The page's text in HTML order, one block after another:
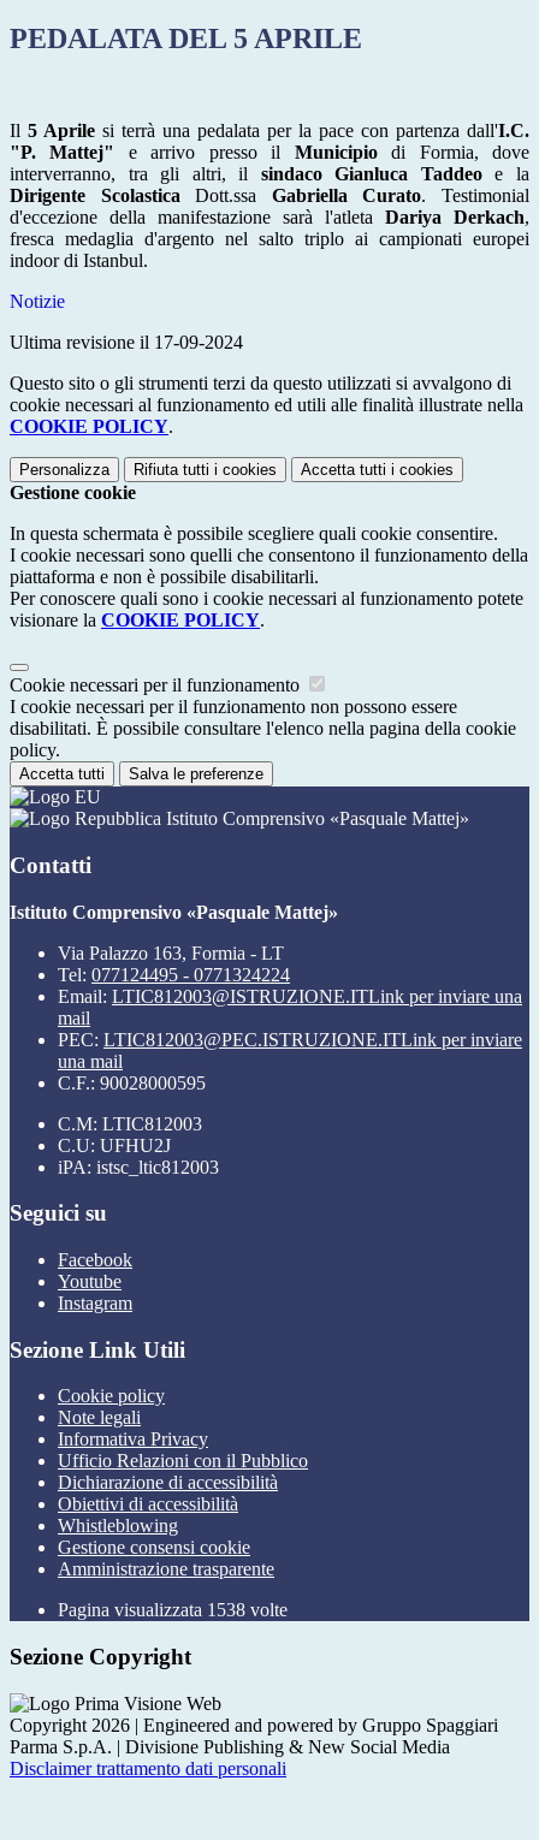
PEDALATA DEL 5 APRILE
Il 5 Aprile si terrà una pedalata per la pace con partenza dall'I.C.
"P. Mattej"
e arrivo presso il Municipiodi Formia, dove
interverranno, tra gli altri, il sindaco Gianluca Taddeoe la
Dirigente Scolastica Dott.ssa Gabriella Curato. Testimonial
d'eccezione della manifestazione sarà l'atleta Dariya Derkach,
fresca medaglia d'argento nel salto triplo ai campionati europei
indoor di Istanbul.
Notizie
Ultima revisione il 17-09-2024
Questo sito o gli strumenti terzi da questo utilizzati si avvalgono di
cookie necessari al funzionamento ed utili alle finalità illustrate nella
COOKIE POLICY.
Personalizza Rifiuta tutti i cookies Accetta tutti i cookies
Gestione cookie
In questa schermata è possibile scegliere quali cookie consentire.
I cookie necessari sono quelli che consentono il funzionamento della
piattaforma e non è possibile disabilitarli.
Per conoscere quali sono i cookie necessari al funzionamento potete
visionare la COOKIE POLICY.
Cookie necessari per il funzionamento
I cookie necessari per il funzionamento non possono essere
disabilitati. È possibile consultare l'elenco nella pagina della cookie
policy.
Accetta tutti Salva le preferenze
Istituto Comprensivo «Pasquale Mattej»
Contatti
Istituto Comprensivo «Pasquale Mattej»
Via Palazzo 163, Formia - LT
Tel: 077124495 - 0771324224
Email: LTIC812003@ISTRUZIONE.ITLink per inviare una
mail
PEC: LTIC812003@PEC.ISTRUZIONE.ITLink per inviare
una mail
C.F.: 90028000595
C.M: LTIC812003
C.U: UFHU2J
iPA: istsc_ltic812003
Seguici su
Facebook
Youtube
Instagram
Sezione Link Utili
Cookie policy
Note legali
Informativa Privacy
Ufficio Relazioni con il Pubblico
Dichiarazione di accessibilità
Obiettivi di accessibilità
Whistleblowing
Gestione consensi cookie
Amministrazione trasparente
Pagina visualizzata 1538 volte
Sezione Copyright
Copyright 2026 | Engineered and powered by Gruppo Spaggiari
Parma S.p.A. | Divisione Publishing & New Social Media
Disclaimer trattamento dati personali